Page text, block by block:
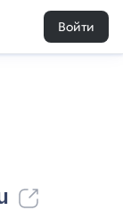
Войти
1 0